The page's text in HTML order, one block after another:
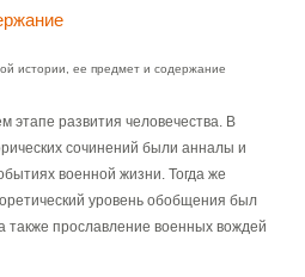
истории, ее предмет и содержание
этапе развития человечества. В
сочинений были анналы и
военной жизни. Тогда же
уровень обобщения был
также прославление военных вождей